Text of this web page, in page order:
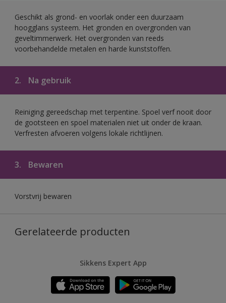
Geschikt als grond- en voorlak onder een duurzaam
hoogglans systeem. Het gronden en overgronden van
geveltimmerwerk. Het overgronden van reeds
voorbehandelde metalen en harde kunststoffen.
2. Na gebruik
Reiniging gereedschap met terpentine. Spoel verf nooit door
de gootsteen en spoel materialen niet uit onder de kraan.
Verfresten afvoeren volgens lokale richtlijnen.
3. Bewaren
Vorstvrij bewaren
Gerelateerde producten
Sikkens Expert App